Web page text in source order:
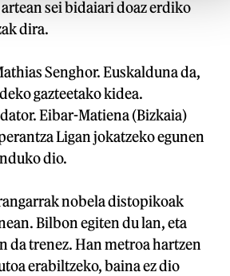
sei bidaiari doaz erdiko
dira.
Senghor. Euskalduna da,
gazteetako kidea.
Eibar-Matiena (Bizkaia)
Ligan jokatzeko egunen
dio.
nobela distopikoak
Bilbon egiten du lan, eta
da trenez. Han metroa hartzen
erabiltzeko, baina ez dio